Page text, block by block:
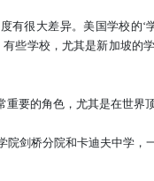
有很大差异。美国学校的
些学校，尤其是新加坡的
重要的角色，尤其是在世界
院剑桥分院和卡迪夫中学